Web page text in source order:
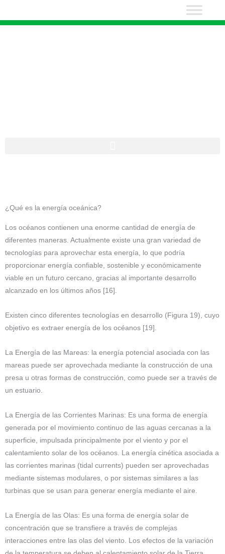
al
¿Qué es la energía oceánica?
Los océanos contienen una enorme cantidad de energía de
diferentes maneras. Actualmente existe una gran variedad de
tecnologías para aprovechar esta energía, lo que podría
proporcionar energía confiable, sostenible y económicamente
viable en un futuro cercano, gracias al importante desarrollo
alcanzado en los últimos años [16].
Existen cinco diferentes tecnologías en desarrollo (Figura 19), cuyo
objetivo es extraer energía de los océanos [19].
La Energía de las Mareas: la energía potencial asociada con las
mareas puede ser aprovechada mediante la construcción de una
presa u otras formas de construcción, como puede ser a través de
un estuario.
La Energía de las Corrientes Marinas: Es una forma de energía
generada por el movimiento continuo de las aguas cercanas a la
superficie, impulsada principalmente por el viento y por el
calentamiento solar de los océanos. La energía cinética asociada a
las corrientes marinas (tidal currents) pueden ser aprovechadas
mediante sistemas modulares, o por sistemas similares a las
turbinas que se usan para generar energía mediante el aire.
La Energía de las Olas: Es una forma de energía solar de
concentración que se transfiere a través de complejas
interacciones entre las olas del viento. Los efectos de la variación